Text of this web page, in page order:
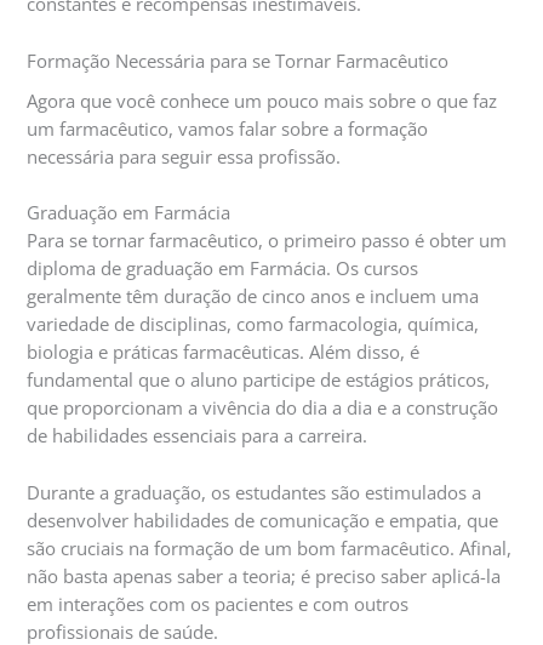
Formação Necessária para se Tornar Farmacêutico
Agora que você conhece um pouco mais sobre o que faz
um farmacêutico, vamos falar sobre a formação
necessária para seguir essa profissão.
Graduação em Farmácia
Para se tornar farmacêutico, o primeiro passo é obter um
diploma de graduação em Farmácia. Os cursos
geralmente têm duração de cinco anos e incluem uma
variedade de disciplinas, como farmacologia, química,
biologia e práticas farmacêuticas. Além disso, é
fundamental que o aluno participe de estágios práticos,
que proporcionam a vivência do dia a dia e a construção
de habilidades essenciais para a carreira.
Durante a graduação, os estudantes são estimulados a
desenvolver habilidades de comunicação e empatia, que
são cruciais na formação de um bom farmacêutico. Afinal,
não basta apenas saber a teoria; é preciso saber aplicá-la
em interações com os pacientes e com outros
profissionais de saúde.